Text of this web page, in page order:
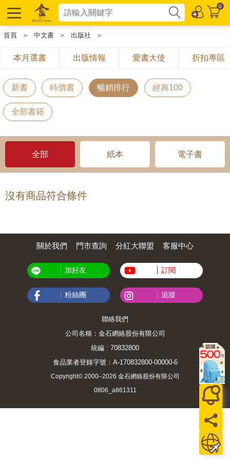
0
首頁 ＞ 中文書 ＞ 出版社 ＞
本月選書 出版情報 愛書大使 折扣專區
新書 特價書 暢銷排行 經典100
全部書籍
全部 紙本 電子書
沒有商品符合條件
關於我們 門市查詢 分紅大聯盟 客服中心
加好友 訂閱
粉絲團 追蹤
聯絡我們
公司名稱：金石網絡股份有限公司
統編 : 70832800
食品業者登錄字號：A-170832800-00000-6
Copyright© 2000–2026 金石網絡股份有限公司
0806_a861311